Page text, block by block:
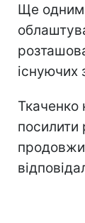
Ще одним
існуючих
Ткаченко
посилити